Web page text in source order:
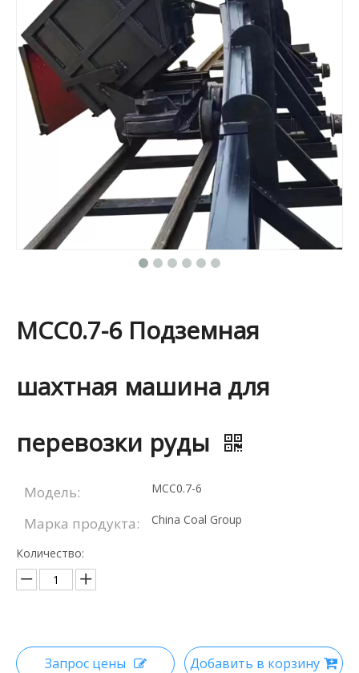
MCC0.7-6 Подземная
шахтная машина для
перевозки руды
Модель: МСС0.7-6
Марка продукта: China Coal Group
Количество:
Запрос цены Добавить в корзину